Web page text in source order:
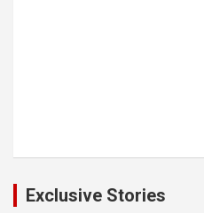
Exclusive Stories